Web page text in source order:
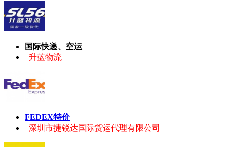
国际快递、空运
升蓝物流
FEDEX特价
深圳市捷锐达国际货运代理有限公司